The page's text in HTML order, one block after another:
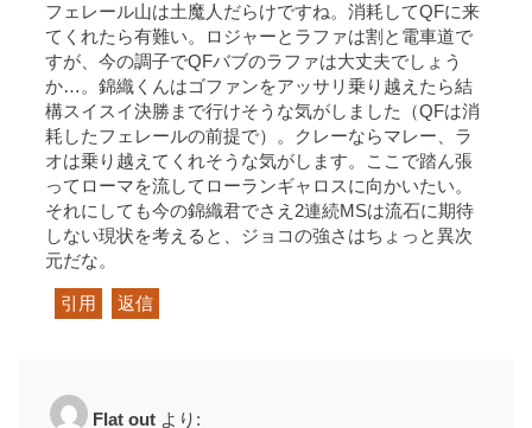
フェレール山は土魔人だらけですね。消耗してQFに来
てくれたら有難い。ロジャーとラファは割と電車道で
すが、今の調子でQFバブのラファは大丈夫でしょう
か…。錦織くんはゴファンをアッサリ乗り越えたら結
構スイスイ決勝まで行けそうな気がしました（QFは消
耗したフェレールの前提で）。クレーならマレー、ラ
オは乗り越えてくれそうな気がします。ここで踏ん張
ってローマを流してローランギャロスに向かいたい。
それにしても今の錦織君でさえ2連続MSは流石に期待
しない現状を考えると、ジョコの強さはちょっと異次
元だな。
引用 返信
Flat out より: